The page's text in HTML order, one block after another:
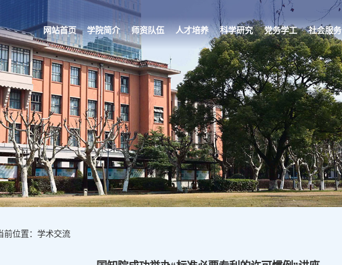
网站首页 学院简介 师资队伍 人才培养 科学研究 党务学工 社会服务
前位置：学术交流